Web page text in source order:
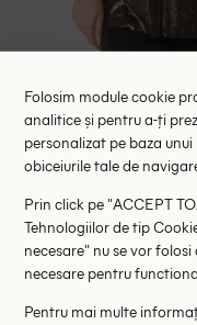
Maiou
45.00
M
Altii
Folosim module cookie
analitice și pentru a-ți
personalizat pe baza
obiceiurile tale de
Prin click pe "ACCEPT
Tehnologiilor de tip
necesare" nu se vor
necesare pentru
Pentru mai multe